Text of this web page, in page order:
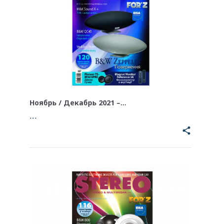
Ноябрь / Декабрь 2021 –…
…
share